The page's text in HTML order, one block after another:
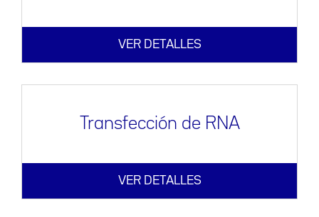
VER DETALLES
Transfección de RNA
VER DETALLES